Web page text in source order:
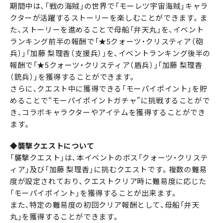
期間中は、「戦の海賊」の世界で「モーレツ宇宙海賊」キャラ
クターが活躍するストーリーを楽しむことができます。ま
た、ストーリーを進めることで母船「弁天丸」を、イベント
ランキング前半の報酬で「★5クォーツ・クリスティア（砲
兵）」「加藤 梨理香（支援兵）」を、イベントランキング後半の
報酬で「★5クォーツ・クリスティア（盾兵）」「加藤 梨理香
（銃兵）」を獲得することができます。
さらに、クエスト中に獲得できる「モーパイポイント」を貯
めることで“モーパイポイントガチャ”に挑戦することがで
き、コラボキャラクターやアイテムを獲得することができ
ます。
◆襲撃クエストについて
「襲撃クエスト」は、本イベントのボス「クォーツ・クリステ
ィア」及び「加藤 梨理香」に挑むクエストです。複数の難易
度が設定されており、クエストクリア時に難易度に応じた
「モーパイポイント」を獲得することが出来ます。
また、特定の難易度の初回クリア報酬として、母船「弁天
丸」を獲得することができます。